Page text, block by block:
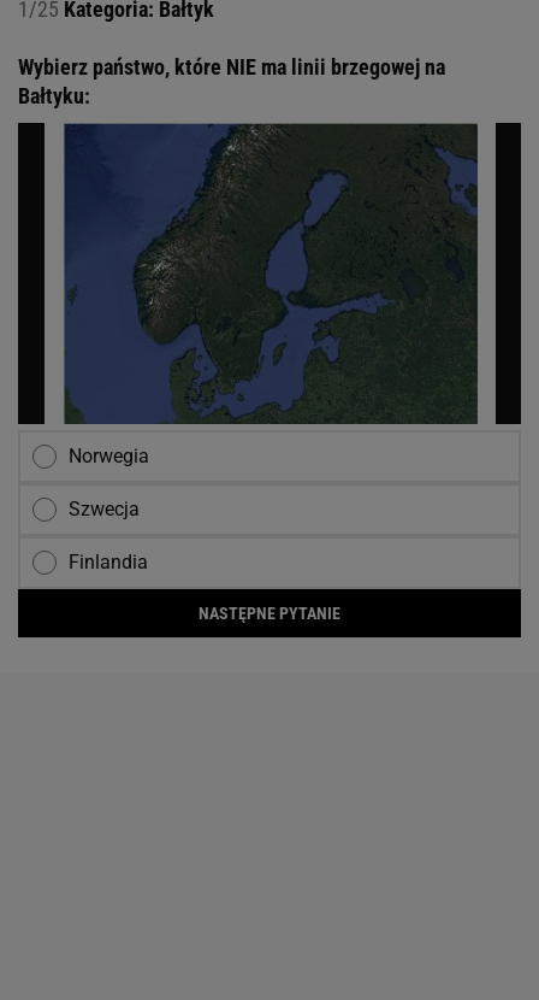
1/25 Kategoria: Bałtyk
Wybierz państwo, które NIE ma linii brzegowej na
Bałtyku:
Norwegia
Szwecja
Finlandia
NASTĘPNE PYTANIE